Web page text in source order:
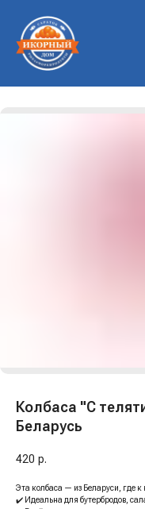
Колбаса "С
Беларусь
420 р.
Эта колбаса — из Беларуси, где к
✔️ Идеальна для бутербродов,